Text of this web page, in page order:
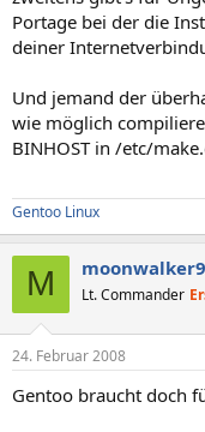
Portage bei der die
deiner
Und jemand der
wie möglich
BINHOST in /etc/
Gentoo Linux
M Lt. Commander
24. Februar 2008
Gentoo braucht doch